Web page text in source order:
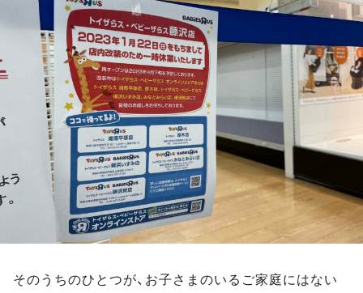
そのうちのひとつが、お子さまのいるご家庭にはない